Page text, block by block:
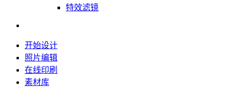
特效滤镜
开始设计
照片编辑
在线印刷
素材库